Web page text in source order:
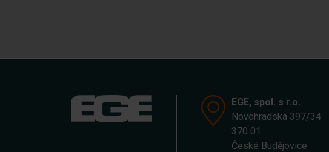
EGE, spol. s r.o.
Novohradská 397/34
370 01
České Budějovice